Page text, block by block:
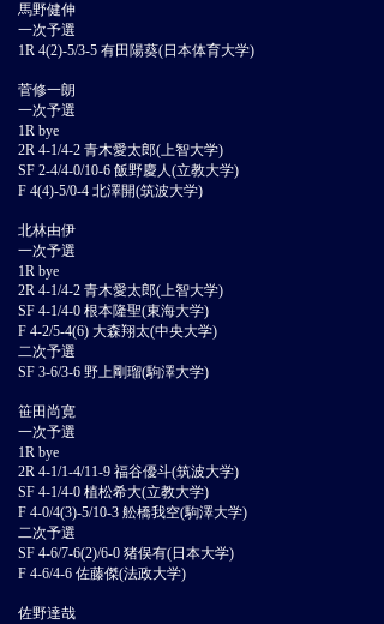
馬野健伸
一次予選
1R 4(2)-5/3-5 有田陽葵(日本体育大学)
菅修一朗
一次予選
1R bye
2R 4-1/4-2 青木愛太郎(上智大学)
SF 2-4/4-0/10-6 飯野慶人(立教大学)
F 4(4)-5/0-4 北澤開(筑波大学)
北林由伊
一次予選
1R bye
2R 4-1/4-2 青木愛太郎(上智大学)
SF 4-1/4-0 根本隆聖(東海大学)
F 4-2/5-4(6) 大森翔太(中央大学)
二次予選
SF 3-6/3-6 野上剛瑠(駒澤大学)
笹田尚寛
一次予選
1R bye
2R 4-1/1-4/11-9 福谷優斗(筑波大学)
SF 4-1/4-0 植松希大(立教大学)
F 4-0/4(3)-5/10-3 舩橋我空(駒澤大学)
二次予選
SF 4-6/7-6(2)/6-0 猪俣有(日本大学)
F 4-6/4-6 佐藤傑(法政大学)
佐野達哉